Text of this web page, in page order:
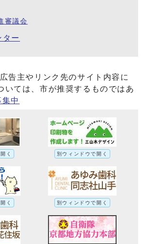
審議会
ター
告主やリンク先のサイト内容に
いては、市が推奨するものではあ
中
く 別ウィンドウで開く
く 別ウィンドウで開く